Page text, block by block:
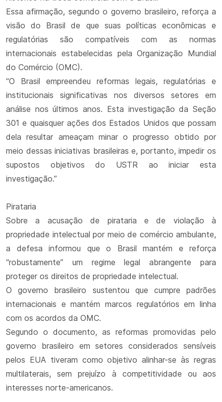
Essa afirmação, segundo o governo brasileiro, reforça a
visão do Brasil de que suas políticas econômicas e
regulatórias são compatíveis com as normas
internacionais estabelecidas pela Organização Mundial
do Comércio (OMC).
“O Brasil empreendeu reformas legais, regulatórias e
institucionais significativas nos diversos setores em
análise nos últimos anos. Esta investigação da Seção
301 e quaisquer ações dos Estados Unidos que possam
dela resultar ameaçam minar o progresso obtido por
meio dessas iniciativas brasileiras e, portanto, impedir os
supostos objetivos do USTR ao iniciar esta
investigação.”
Pirataria
Sobre a acusação de pirataria e de violação à
propriedade intelectual por meio de comércio ambulante,
a defesa informou que o Brasil mantém e reforça
“robustamente” um regime legal abrangente para
proteger os direitos de propriedade intelectual.
O governo brasileiro sustentou que cumpre padrões
internacionais e mantém marcos regulatórios em linha
com os acordos da OMC.
Segundo o documento, as reformas promovidas pelo
governo brasileiro em setores considerados sensíveis
pelos EUA tiveram como objetivo alinhar-se às regras
multilaterais, sem prejuízo à competitividade ou aos
interesses norte-americanos.